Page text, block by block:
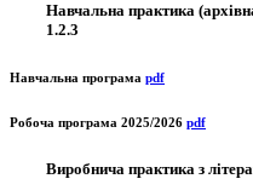
Навчальна практика
1.2.3
Навчальна програма pdf
Робоча програма 2025/2026 pdf
Виробнича практика з